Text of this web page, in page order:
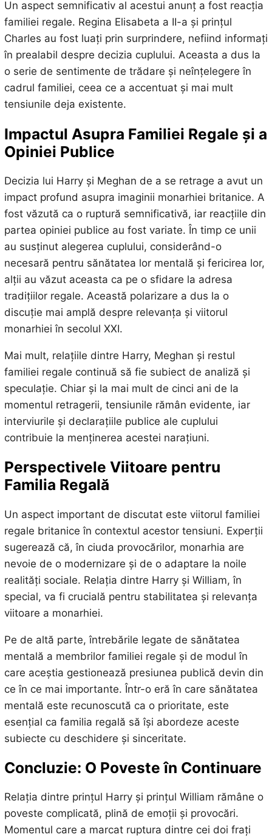
Un aspect semnificativ al acestui anunț a fost reacția
familiei regale. Regina Elisabeta a II-a și prințul
Charles au fost luați prin surprindere, nefiind informați
în prealabil despre decizia cuplului. Aceasta a dus la
o serie de sentimente de trădare și neînțelegere în
cadrul familiei, ceea ce a accentuat și mai mult
tensiunile deja existente.
Impactul Asupra Familiei Regale și a
Opiniei Publice
Decizia lui Harry și Meghan de a se retrage a avut un
impact profund asupra imaginii monarhiei britanice. A
fost văzută ca o ruptură semnificativă, iar reacțiile din
partea opiniei publice au fost variate. În timp ce unii
au susținut alegerea cuplului, considerând-o
necesară pentru sănătatea lor mentală și fericirea lor,
alții au văzut aceasta ca pe o sfidare la adresa
tradițiilor regale. Această polarizare a dus la o
discuție mai amplă despre relevanța și viitorul
monarhiei în secolul XXI.
Mai mult, relațiile dintre Harry, Meghan și restul
familiei regale continuă să fie subiect de analiză și
speculație. Chiar și la mai mult de cinci ani de la
momentul retragerii, tensiunile rămân evidente, iar
interviurile și declarațiile publice ale cuplului
contribuie la menținerea acestei narațiuni.
Perspectivele Viitoare pentru
Familia Regală
Un aspect important de discutat este viitorul familiei
regale britanice în contextul acestor tensiuni. Experții
sugerează că, în ciuda provocărilor, monarhia are
nevoie de o modernizare și de o adaptare la noile
realități sociale. Relația dintre Harry și William, în
special, va fi crucială pentru stabilitatea și relevanța
viitoare a monarhiei.
Pe de altă parte, întrebările legate de sănătatea
mentală a membrilor familiei regale și de modul în
care aceștia gestionează presiunea publică devin din
ce în ce mai importante. Într-o eră în care sănătatea
mentală este recunoscută ca o prioritate, este
esențial ca familia regală să își abordeze aceste
subiecte cu deschidere și sinceritate.
Concluzie: O Poveste în Continuare
Relația dintre prințul Harry și prințul William rămâne o
poveste complicată, plină de emoții și provocări.
Momentul care a marcat ruptura dintre cei doi frați